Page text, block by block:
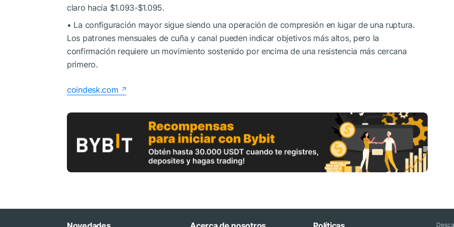
claro hacia $1.093-$1.095.
• La configuración mayor sigue siendo una operación de compresión en lugar de una ruptura.
Los patrones mensuales de cuña y canal pueden indicar objetivos más altos, pero la
confirmación requiere un movimiento sostenido por encima de una resistencia más cercana
primero.
coindesk.com